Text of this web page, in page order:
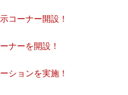
コーナー開設！
ナーを開設！
ションを実施！